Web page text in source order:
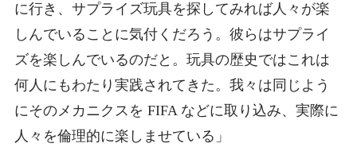
に行き、サプライズ玩具を探してみれば人々が楽
しんでいることに気付くだろう。彼らはサプライ
ズを楽しんでいるのだと。玩具の歴史ではこれは
何人にもわたり実践されてきた。我々は同じよう
にそのメカニクスを FIFA などに取り込み、実際に
人々を倫理的に楽しませている」